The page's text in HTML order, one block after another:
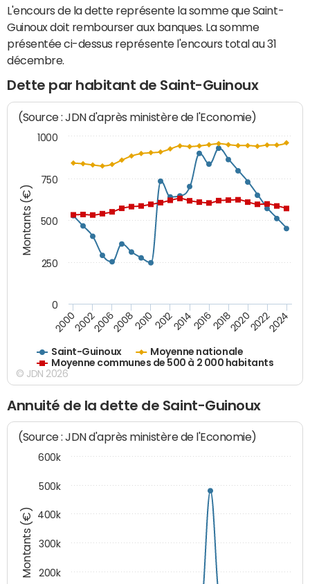
L'encours de la dette représente la somme que Saint-
Guinoux doit rembourser aux banques. La somme
présentée ci-dessus représente l'encours total au 31
décembre.
Dette par habitant de Saint-Guinoux
Montants (€)
(Source : JDN d'après ministère de l'Economie)
Saint-Guinoux
Moyenne nationale
Moyenne communes de 500 à 2 000 habitants
200020022006200820102012201420162018202020222024
1000
0
250
500
750
© JDN 2026
Annuité de la dette de Saint-Guinoux
Montants (€)
(Source : JDN d'après ministère de l'Economie)
200k
300k
400k
500k
600k